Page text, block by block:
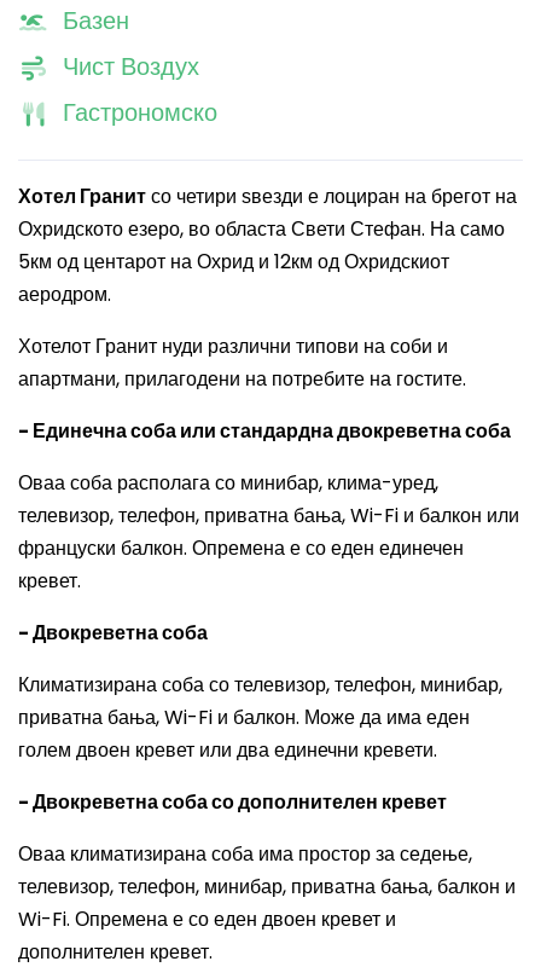
Базен
Чист Воздух
Гастрономско
Хотел Гранитсо четири ѕвезди е лоциран на брегот на
Охридското езеро, во областа Свети Стефан. На само
5км од центарот на Охрид и 12км од Охридскиот
аеродром.
Хотелот Гранит нуди различни типови на соби и
апартмани, прилагодени на потребите на гостите.
- Единечна соба или стандардна двокреветна соба
Оваа соба располага со минибар, клима-уред,
телевизор, телефон, приватна бања, Wi-Fi и балкон или
француски балкон. Опремена е со еден единечен
кревет.
- Двокреветна соба
Климатизирана соба со телевизор, телефон, минибар,
приватна бања, Wi-Fi и балкон. Може да има еден
голем двоен кревет или два единечни кревети.
- Двокреветна соба со дополнителен кревет
Оваа климатизирана соба има простор за седење,
телевизор, телефон, минибар, приватна бања, балкон и
Wi-Fi. Опремена е со еден двоен кревет и
дополнителен кревет.